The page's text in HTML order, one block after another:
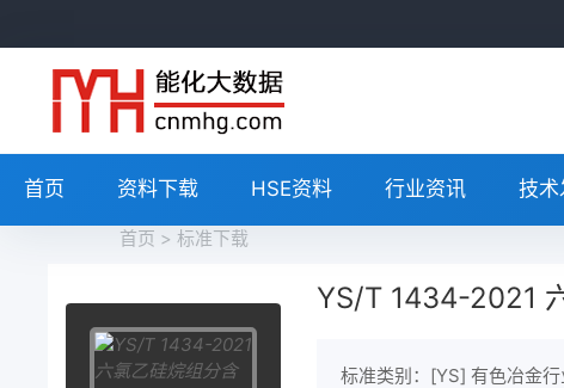
首页 资料下载 HSE资料 行业资讯 技术
首页 > 标准下载
YS/T 1434-2021
标准类别：[YS] 有色冶金行